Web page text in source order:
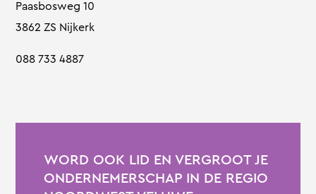
Paasbosweg 10
3862 ZS Nijkerk
088 733 4887
WORD OOK LID EN VERGROOT JE
ONDERNEMERSCHAP IN DE REGIO